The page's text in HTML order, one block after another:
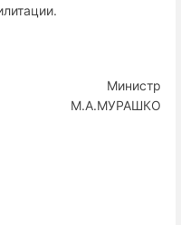
Министр
М.А.МУРАШКО